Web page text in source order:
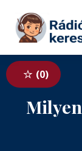
Tovább a
0